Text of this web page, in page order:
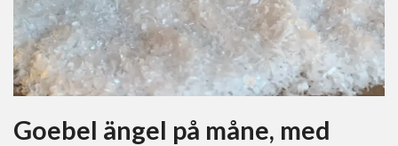
Goebel ängel på måne, med